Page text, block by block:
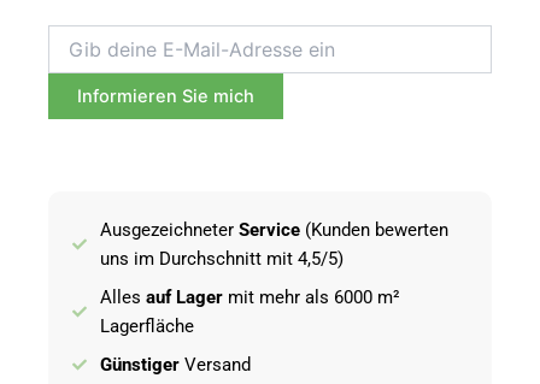
Informieren Sie mich
Ausgezeichneter Service (Kunden bewerten
uns im Durchschnitt mit 4,5/5)
Alles auf Lager mit mehr als 6000 m²
Lagerfläche
Günstiger Versand